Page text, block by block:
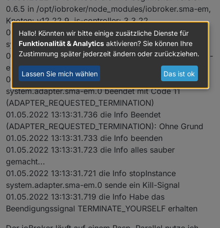
0.6.5 in /opt/iobroker/node_modules/iobroker.sma-em,
Knoten: v12.22.9, js-controller: 3.3.22
01.05.2022 13:13:35.224 die Info Instanz
system.adapter.sma-em.0 gestartet mit PID 3267
01.05.2022 13:13:35.076 die Info "system.adapter.sma-
em.0" aktiviert
01.05.2022 13:13:32.425 die Info Instanz
system.adapter.sma-em.0 beendet mit Code 11
(ADAPTER_REQUESTED_TERMINATION)
01.05.2022 13:13:31.736 die Info Beendet
(ADAPTER_REQUESTED_TERMINATION): Ohne Grund
01.05.2022 13:13:31.733 die Info beenden
01.05.2022 13:13:31.723 die Info alles sauber
gemacht...
01.05.2022 13:13:31.721 die Info stopInstance
system.adapter.sma-em.0 sende ein Kill-Signal
01.05.2022 13:13:31.719 die Info Habe das
Beendigungssignal TERMINATE_YOURSELF erhalten
Hallo! Könnten wir bitte einige zusätzliche Dienste für
Funktionalität & Analytics aktivieren? Sie können Ihre
Zustimmung später jederzeit ändern oder zurückziehen.
Lassen Sie mich wählen Das ist ok